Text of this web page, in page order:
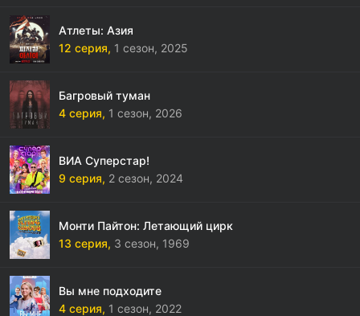
Атлеты: Азия
12 серия, 1 сезон, 2025
Багровый туман
4 серия, 1 сезон, 2026
ВИА Суперстар!
9 серия, 2 сезон, 2024
Монти Пайтон: Летающий цирк
13 серия, 3 сезон, 1969
Вы мне подходите
4 серия, 1 сезон, 2022